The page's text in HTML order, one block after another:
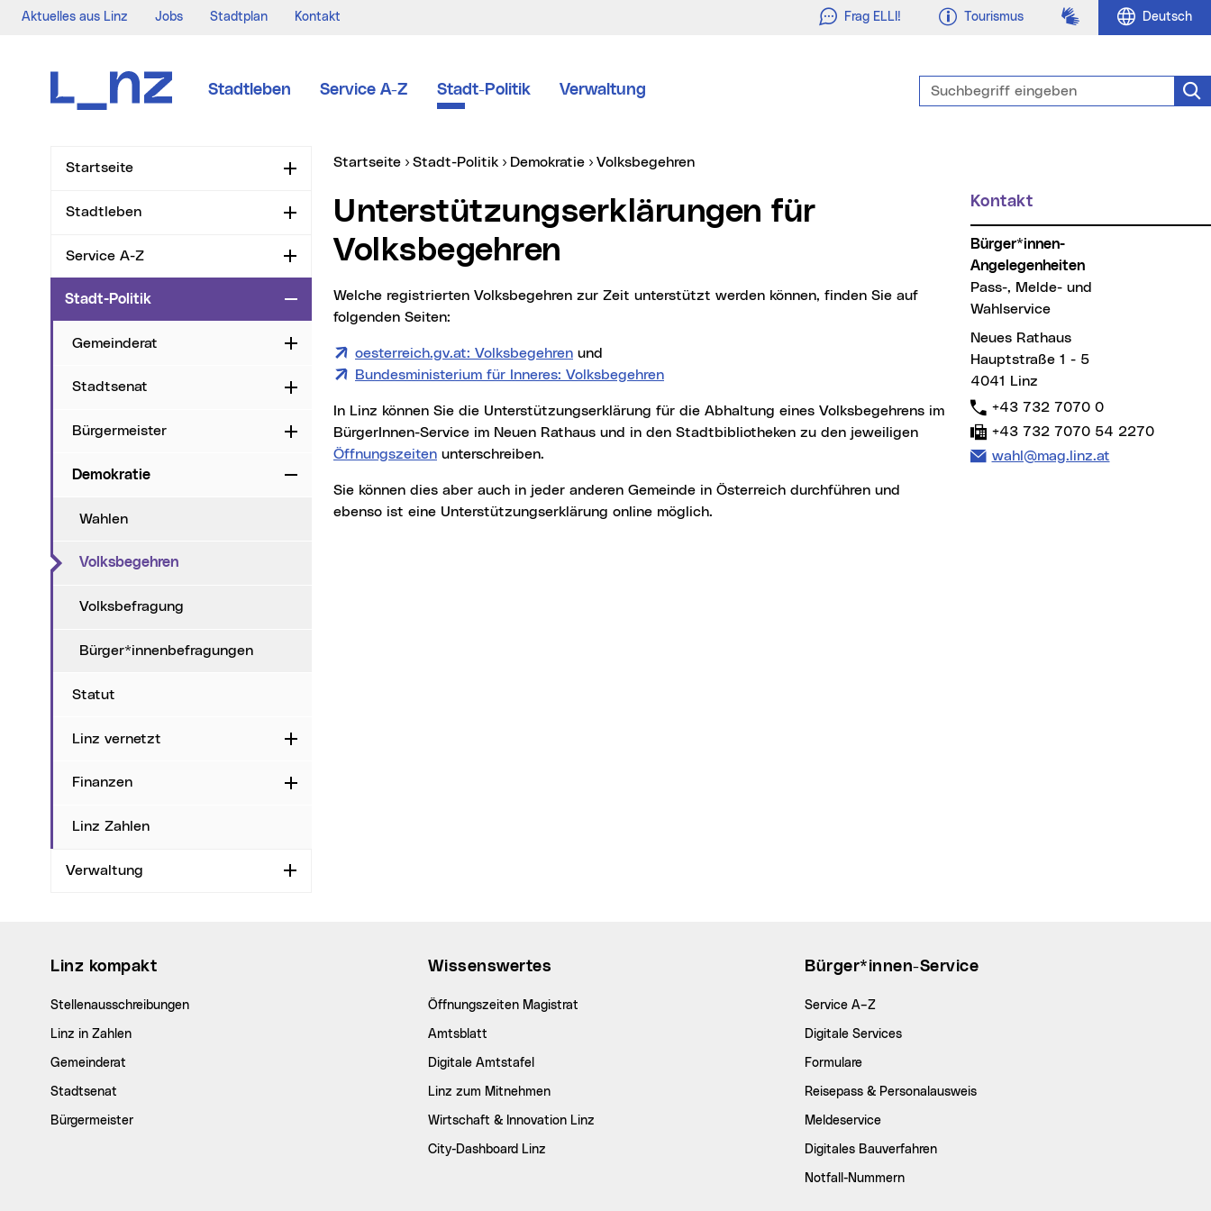
Aktuelles aus Linz Jobs Stadtplan Kontakt Frag ELLI! Tourismus Gebärdensprache
Deutsch
Stadtleben Service A-Z Stadt-Politik Verwaltung Suchbegriff eingeben
Startseite Aufklappen
Stadtleben Aufklappen
Service A-Z Aufklappen
Stadt-Politik Zuklappen
Gemeinderat Aufklappen
Stadtsenat Aufklappen
Bürgermeister Aufklappen
Demokratie Zuklappen
Wahlen
Volksbegehren(aktueller Menüpunkt)
Volksbefragung
Bürger*innenbefragungen
Statut
Linz vernetzt Aufklappen
Finanzen Aufklappen
Linz Zahlen
Verwaltung Aufklappen
Sie sind hier:
Startseite Stadt-Politik Demokratie Volksbegehren
Unterstützungserklärungen für
Volksbegehren
Welche registrierten Volksbegehren zur Zeit unterstützt werden können, finden Sie auf
folgenden Seiten:
oesterreich.gv.at: Volksbegehren und
Bundesministerium für Inneres: Volksbegehren
BürgerInnen-Service im Neuen Rathaus und in den Stadtbibliotheken zu den jeweiligen
Öffnungszeiten unterschreiben.
Sie können dies aber auch in jeder anderen Gemeinde in Österreich durchführen und
ebenso ist eine Unterstützungserklärung online möglich.
Kontakt
Bürger*innen-
Angelegenheiten
Pass-, Melde- und
Wahlservice
Neues Rathaus
Hauptstraße 1 - 5
4041 Linz
Telefon:
+43 732 7070 0
Fax:
+43 732 7070 54 2270
E-Mail Adresse:
wahl@mag.linz.at
Linz kompakt
Stellenausschreibungen
Linz in Zahlen
Gemeinderat
Stadtsenat
Bürgermeister
Wissenswertes
Öffnungszeiten Magistrat
Amtsblatt
Digitale Amtstafel
Linz zum Mitnehmen
Wirtschaft & Innovation Linz
City-Dashboard Linz
Bürger*innen-Service
Service A–Z
Digitale Services
Formulare
Reisepass & Personalausweis
Meldeservice
Digitales Bauverfahren
Notfall-Nummern